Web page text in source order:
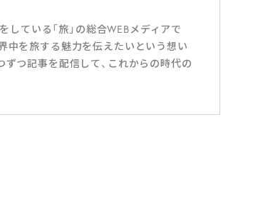
ている「旅」の総合WEBメディアで
中を旅する魅力を伝えたいという想い
つ記事を配信して、これからの時代の